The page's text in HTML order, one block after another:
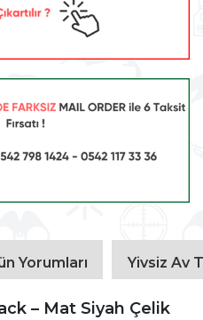
Yorumları Yivsiz Av
– Mat Siyah Çelik